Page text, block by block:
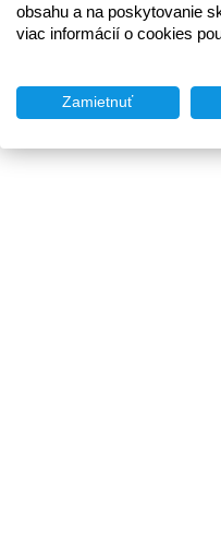
obsahu a na poskytovanie
viac informácií o cookies
Zamietnuť